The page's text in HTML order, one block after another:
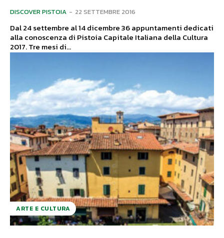
DISCOVER PISTOIA - 22 SETTEMBRE 2016
Dal 24 settembre al 14 dicembre 36 appuntamenti dedicati
alla conoscenza di Pistoia Capitale Italiana della Cultura
2017. Tre mesi di...
ARTE E CULTURA